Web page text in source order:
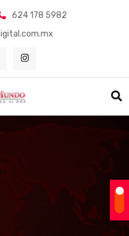
624 178 5982